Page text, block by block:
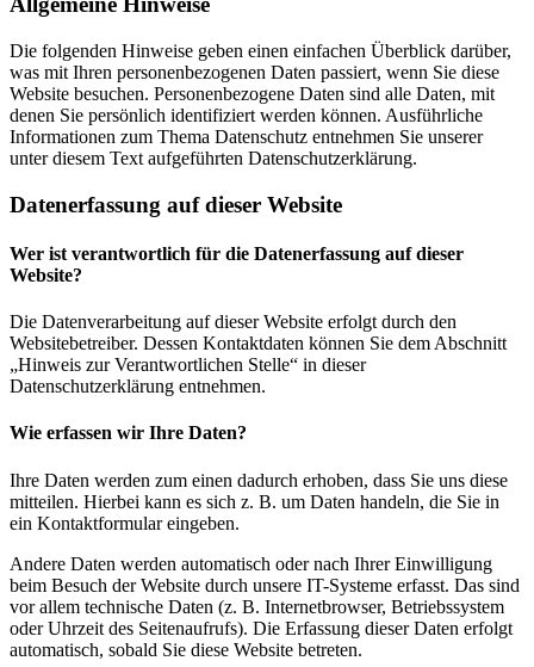
Die folgenden Hinweise geben einen einfachen Überblick darüber,
was mit Ihren personenbezogenen Daten passiert, wenn Sie diese
Website besuchen. Personenbezogene Daten sind alle Daten, mit
denen Sie persönlich identifiziert werden können. Ausführliche
Informationen zum Thema Datenschutz entnehmen Sie unserer
unter diesem Text aufgeführten Datenschutzerklärung.
Datenerfassung auf dieser Website
Wer ist verantwortlich für die Datenerfassung auf dieser
Website?
Die Datenverarbeitung auf dieser Website erfolgt durch den
Websitebetreiber. Dessen Kontaktdaten können Sie dem Abschnitt
„Hinweis zur Verantwortlichen Stelle“ in dieser
Datenschutzerklärung entnehmen.
Wie erfassen wir Ihre Daten?
Ihre Daten werden zum einen dadurch erhoben, dass Sie uns diese
mitteilen. Hierbei kann es sich z. B. um Daten handeln, die Sie in
ein Kontaktformular eingeben.
Andere Daten werden automatisch oder nach Ihrer Einwilligung
beim Besuch der Website durch unsere IT-Systeme erfasst. Das sind
vor allem technische Daten (z. B. Internetbrowser, Betriebssystem
oder Uhrzeit des Seitenaufrufs). Die Erfassung dieser Daten erfolgt
automatisch, sobald Sie diese Website betreten.